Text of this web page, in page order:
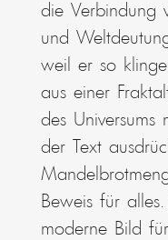
die Verbindung
und
weil er so
aus einer
des
der Text
Beweis für
moderne Bild